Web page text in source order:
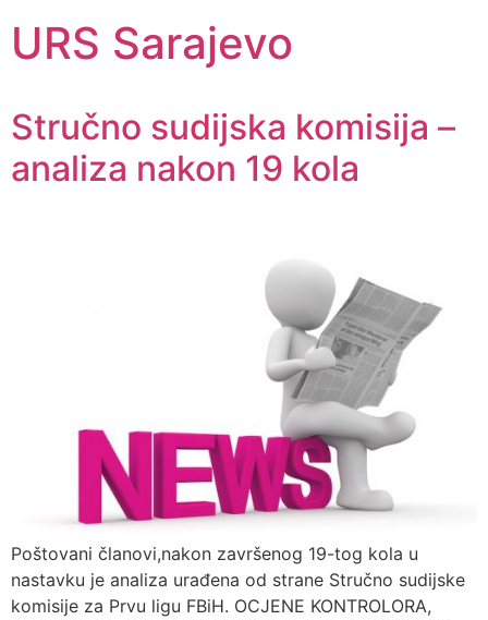
URS Sarajevo
Stručno sudijska komisija –
analiza nakon 19 kola
Poštovani članovi,nakon završenog 19-tog kola u
nastavku je analiza urađena od strane Stručno sudijske
komisije za Prvu ligu FBiH. OCJENE KONTROLORA,